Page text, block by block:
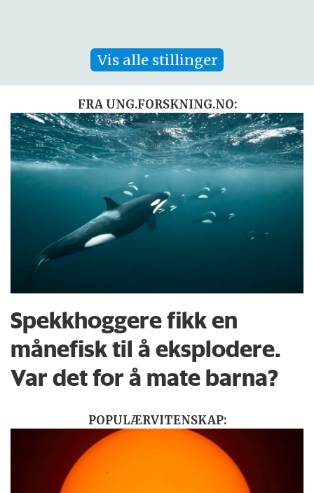
Vis alle stillinger
FRA UNG.FORSKNING.NO:
Spekkhoggere fikk en
månefisk til å eksplodere.
Var det for å mate barna?
POPULÆRVITENSKAP: